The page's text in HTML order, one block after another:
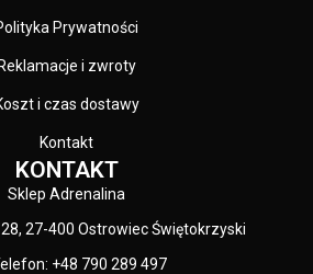
Prywatności
Reklamacje i zwroty
i czas dostawy
Kontakt
KONTAKT
Sklep Adrenalina
27-400 Ostrowiec Świętokrzyski
+48 790 289 497